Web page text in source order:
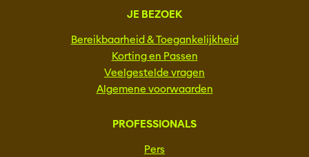
JE BEZOEK
Bereikbaarheid & Toegankelijkheid
Korting en Passen
Veelgestelde vragen
Algemene voorwaarden
PROFESSIONALS
Pers